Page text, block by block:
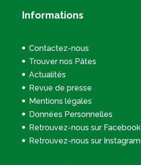
Informations
Contactez-nous
Trouver nos Pâtes
Actualités
Revue de presse
Mentions légales
Données Personnelles
Retrouvez-nous sur Facebook
Retrouvez-nous sur Instagram